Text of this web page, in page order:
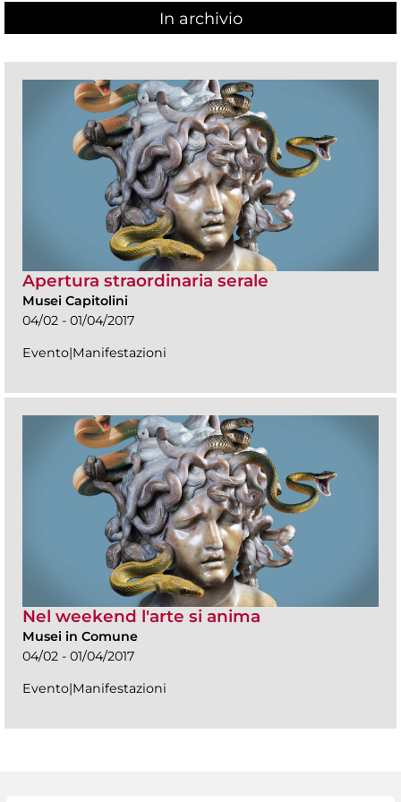
In archivio
Apertura straordinaria serale
Musei Capitolini
04/02 - 01/04/2017
Evento|Manifestazioni
Nel weekend l'arte si anima
Musei in Comune
04/02 - 01/04/2017
Evento|Manifestazioni